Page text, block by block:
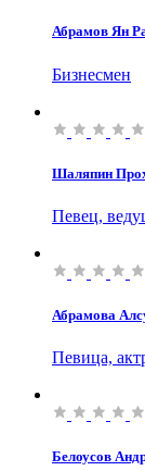
Абрамов Ян
Бизнесмен
Шаляпин
Певец,
Абрамова
Певица,
Белоусов